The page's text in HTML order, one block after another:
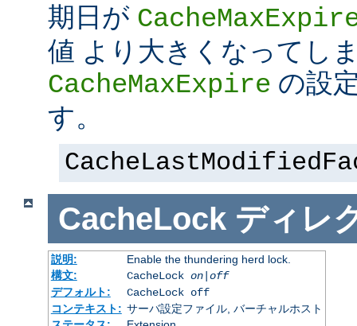
期日が
値 より大きくなってし
CacheMaxExpire の設
す。
CacheLock ディレ
説明:
Enable the thundering herd lock.
構文:
CacheLock on|off
デフォルト:
CacheLock off
コンテキスト: サーバ設定ファイル, バーチャルホスト